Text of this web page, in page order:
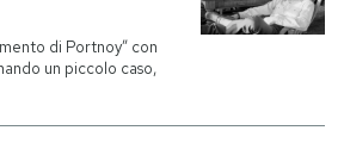
di Portnoy” con
un piccolo caso,